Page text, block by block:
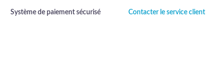
Système de paiement sécurisé Contacter le service client